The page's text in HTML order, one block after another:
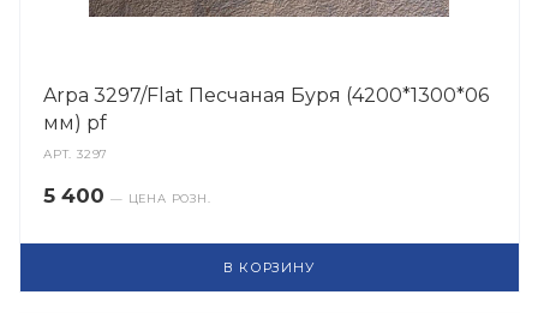
Arpa 3297/Flat Песчаная Буря (4200*1300*06
мм) pf
АРТ.3297
5 400 — ЦЕНА РОЗН.
В КОРЗИНУ